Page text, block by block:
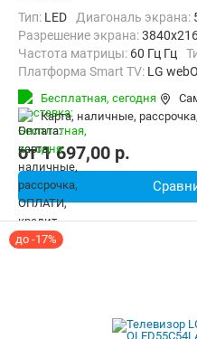
Тип: LED Диагональ экрана:
Разрешение экрана:
Частота матрицы: 60 Гц Гц
Платформа Smart TV: LG
Беспроводные интерфейсы:
Бесплатная, сегодня
карта, наличные,
от1 697,00 p.
до -17%